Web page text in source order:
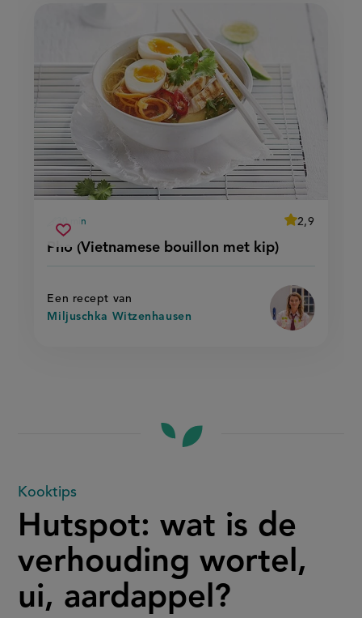
Pho (Vietnamese bouillon met kip)
voorbereidingstijd
30 min
average
2,9
Beoordeel
bouillon
kip)'
Een recept van
Miljuschka Witzenhausen
Sla
recept
pho
(vietnamese
bouillon
kip)
Hutspot:
wat
de
Kooktips
Hutspot: wat is de
verhouding wortel,
ui, aardappel?